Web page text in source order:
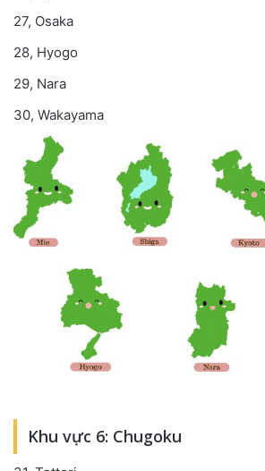
27, Osaka
28, Hyogo
29, Nara
30, Wakayama
Khu vực 6: Chugoku